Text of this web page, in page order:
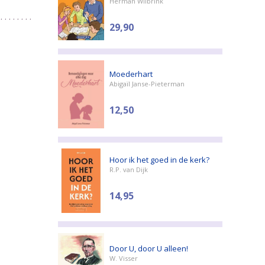
29,90
Moederhart
Abigaïl Janse-Pieterman
12,50
Hoor ik het goed in de kerk?
R.P. van Dijk
14,95
Door U, door U alleen!
W. Visser